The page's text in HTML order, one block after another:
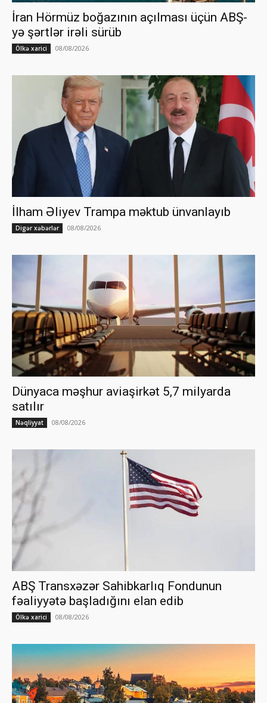
İran Hörmüz boğazının açılması üçün ABŞ-
yə şərtlər irəli sürüb
Ölkə xarici 08/08/2026
İlham Əliyev Trampa məktub ünvanlayıb
Digər xəbərlər 08/08/2026
Dünyaca məşhur aviaşirkət 5,7 milyarda
satılır
Nəqliyyat 08/08/2026
ABŞ Transxəzər Sahibkarlıq Fondunun
fəaliyyətə başladığını elan edib
Ölkə xarici 08/08/2026